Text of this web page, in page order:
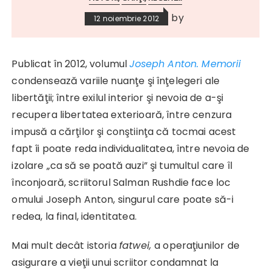
12 noiembrie 2012 by
Publicat în 2012, volumulJoseph Anton. Memorii
condensează variile nuanţe şi înţelegeri ale
libertăţii; între exilul interior şi nevoia de a-şi
recupera libertatea exterioară, între cenzura
impusă a cărţilor şi conştiinţa că tocmai acest
fapt îi poate reda individualitatea, între nevoia de
izolare „ca să se poată auzi” şi tumultul care îl
înconjoară, scriitorul Salman Rushdie face loc
omului Joseph Anton, singurul care poate să-i
redea, la final, identitatea.
Mai mult decât istoriafatwei,a operaţiunilor de
asigurare a vieţii unui scriitor condamnat la